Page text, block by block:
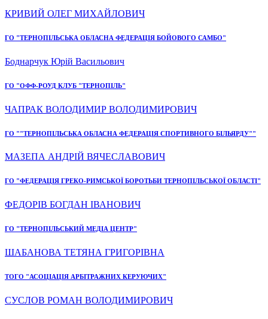
КРИВИЙ ОЛЕГ МИХАЙЛОВИЧ
ГО "ТЕРНОПІЛЬСЬКА ОБЛАСНА ФЕДЕРАЦІЯ БОЙОВОГО САМБО"
Боднарчук Юрій Васильович
ГО "ОФФ-РОУД КЛУБ "ТЕРНОПІЛЬ"
ЧАПРАК ВОЛОДИМИР ВОЛОДИМИРОВИЧ
ГО ""ТЕРНОПІЛЬСЬКА ОБЛАСНА ФЕДЕРАЦІЯ СПОРТИВНОГО БІЛЬЯРДУ""
МАЗЕПА АНДРІЙ ВЯЧЕСЛАВОВИЧ
ГО "ФЕДЕРАЦІЯ ГРЕКО-РИМСЬКОЇ БОРОТЬБИ ТЕРНОПІЛЬСЬКОЇ ОБЛАСТІ"
ФЕДОРІВ БОГДАН ІВАНОВИЧ
ГО "ТЕРНОПІЛЬСЬКИЙ МЕДІА ЦЕНТР"
ШАБАНОВА ТЕТЯНА ГРИГОРІВНА
ТОГО "АСОЦІАЦІЯ АРБІТРАЖНИХ КЕРУЮЧИХ"
СУСЛОВ РОМАН ВОЛОДИМИРОВИЧ